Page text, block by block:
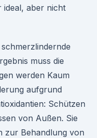
ideal, aber nicht
muss die
werden Kaum
aufgrund
Schützen
von Außen. Sie
zur Behandlung von